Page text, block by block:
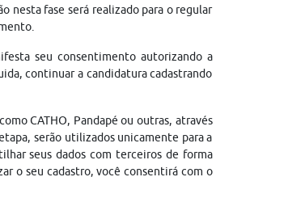
nesta fase será realizado para o regular
seu consentimento autorizando a
continuar a candidatura cadastrando
CATHO, Pandapé ou outras, através
serão utilizados unicamente para a
seus dados com terceiros de forma
o seu cadastro, você consentirá com o